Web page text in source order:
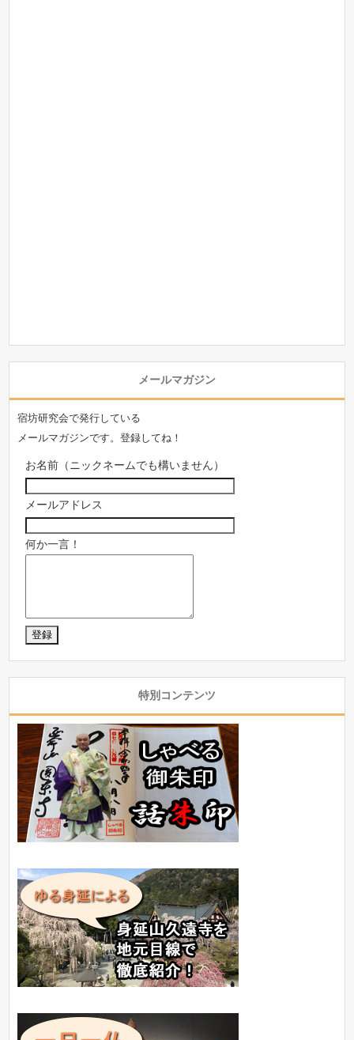
メールマガジン
宿坊研究会で発行している
メールマガジンです。登録してね！
お名前（ニックネームでも構いません）
メールアドレス
何か一言！
特別コンテンツ